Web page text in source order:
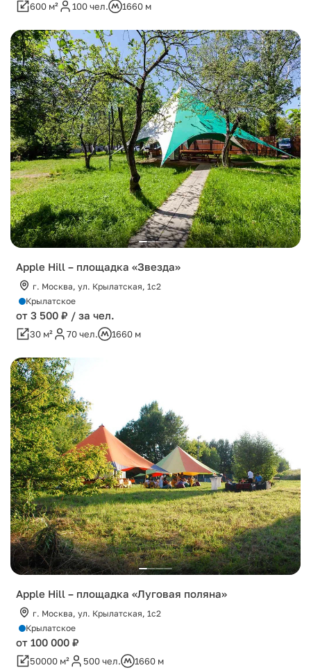
600 м² 100 чел. 1660 м
Apple Hill – площадка «Звезда»
г. Москва, ул. Крылатская, 1с2
Крылатское
от 3 500 ₽ / за чел.
30 м² 70 чел. 1660 м
Apple Hill – площадка «Луговая поляна»
г. Москва, ул. Крылатская, 1с2
Крылатское
от 100 000 ₽
50000 м² 500 чел. 1660 м